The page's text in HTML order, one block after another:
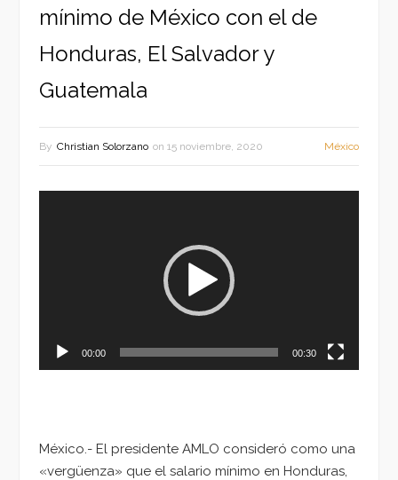
mínimo de México con el de
Honduras, El Salvador y
Guatemala
By Christian Solorzano on 15 noviembre, 2020 México
00:00 00:30
México.- El presidente AMLO consideró como una
«vergüenza» que el salario mínimo en Honduras,